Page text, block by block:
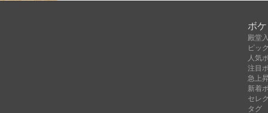
ボ
殿堂
ピッ
人気
注目
急上
新着
セレ
タグ